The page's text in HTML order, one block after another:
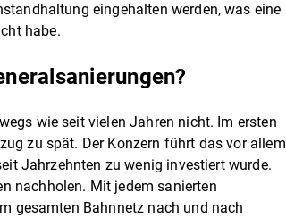
eingehalten werden, was eine
habe.
wie seit vielen Jahren nicht. Im ersten
zu spät. Der Konzern führt das vor allem
Jahrzehnten zu wenig investiert wurde.
nachholen. Mit jedem sanierten
gesamten Bahnnetz nach und nach